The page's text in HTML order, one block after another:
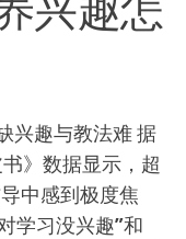
兴趣与教法难 据
书》数据显示，超
中感到极度焦
学习没兴趣”和